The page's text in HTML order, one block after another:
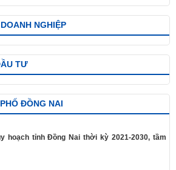
NGHIỆP
TƯ
ĐỒNG NAI
hoạch tỉnh Đồng Nai thời kỳ 2021-2030, tầm